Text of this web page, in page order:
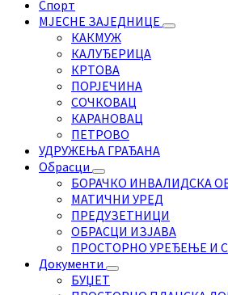
Спорт
МЈЕСНЕ ЗАЈЕДНИЦЕ
КАКМУЖ
КАЛУЂЕРИЦА
КРТОВА
ПОРЈЕЧИНА
СОЧКОВАЦ
КАРАНОВАЦ
ПЕТРОВО
УДРУЖЕЊА ГРАЂАНА
Обрасци
БОРАЧКО ИНВАЛИДСКА
МАТИЧНИ УРЕД
ПРЕДУЗЕТНИЦИ
ОБРАСЦИ ИЗЈАВА
ПРОСТОРНО УРЕЂЕЊЕ И
Документи
БУЏЕТ